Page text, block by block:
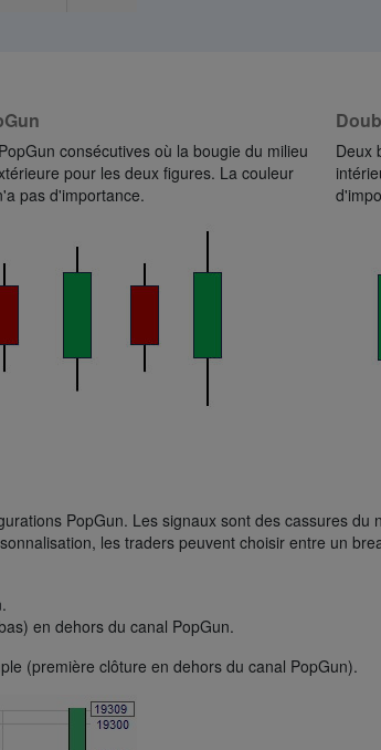
consécutives où la bougie du milieu
pour les deux figures. La couleur
pas d'importance.
Deux
PopGun. Les signaux sont des cassures du
les traders peuvent choisir entre un
en dehors du canal PopGun.
(première clôture en dehors du canal PopGun).